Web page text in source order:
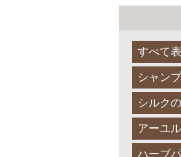
すべて
シャン
シルク
アーユ
ハーブ